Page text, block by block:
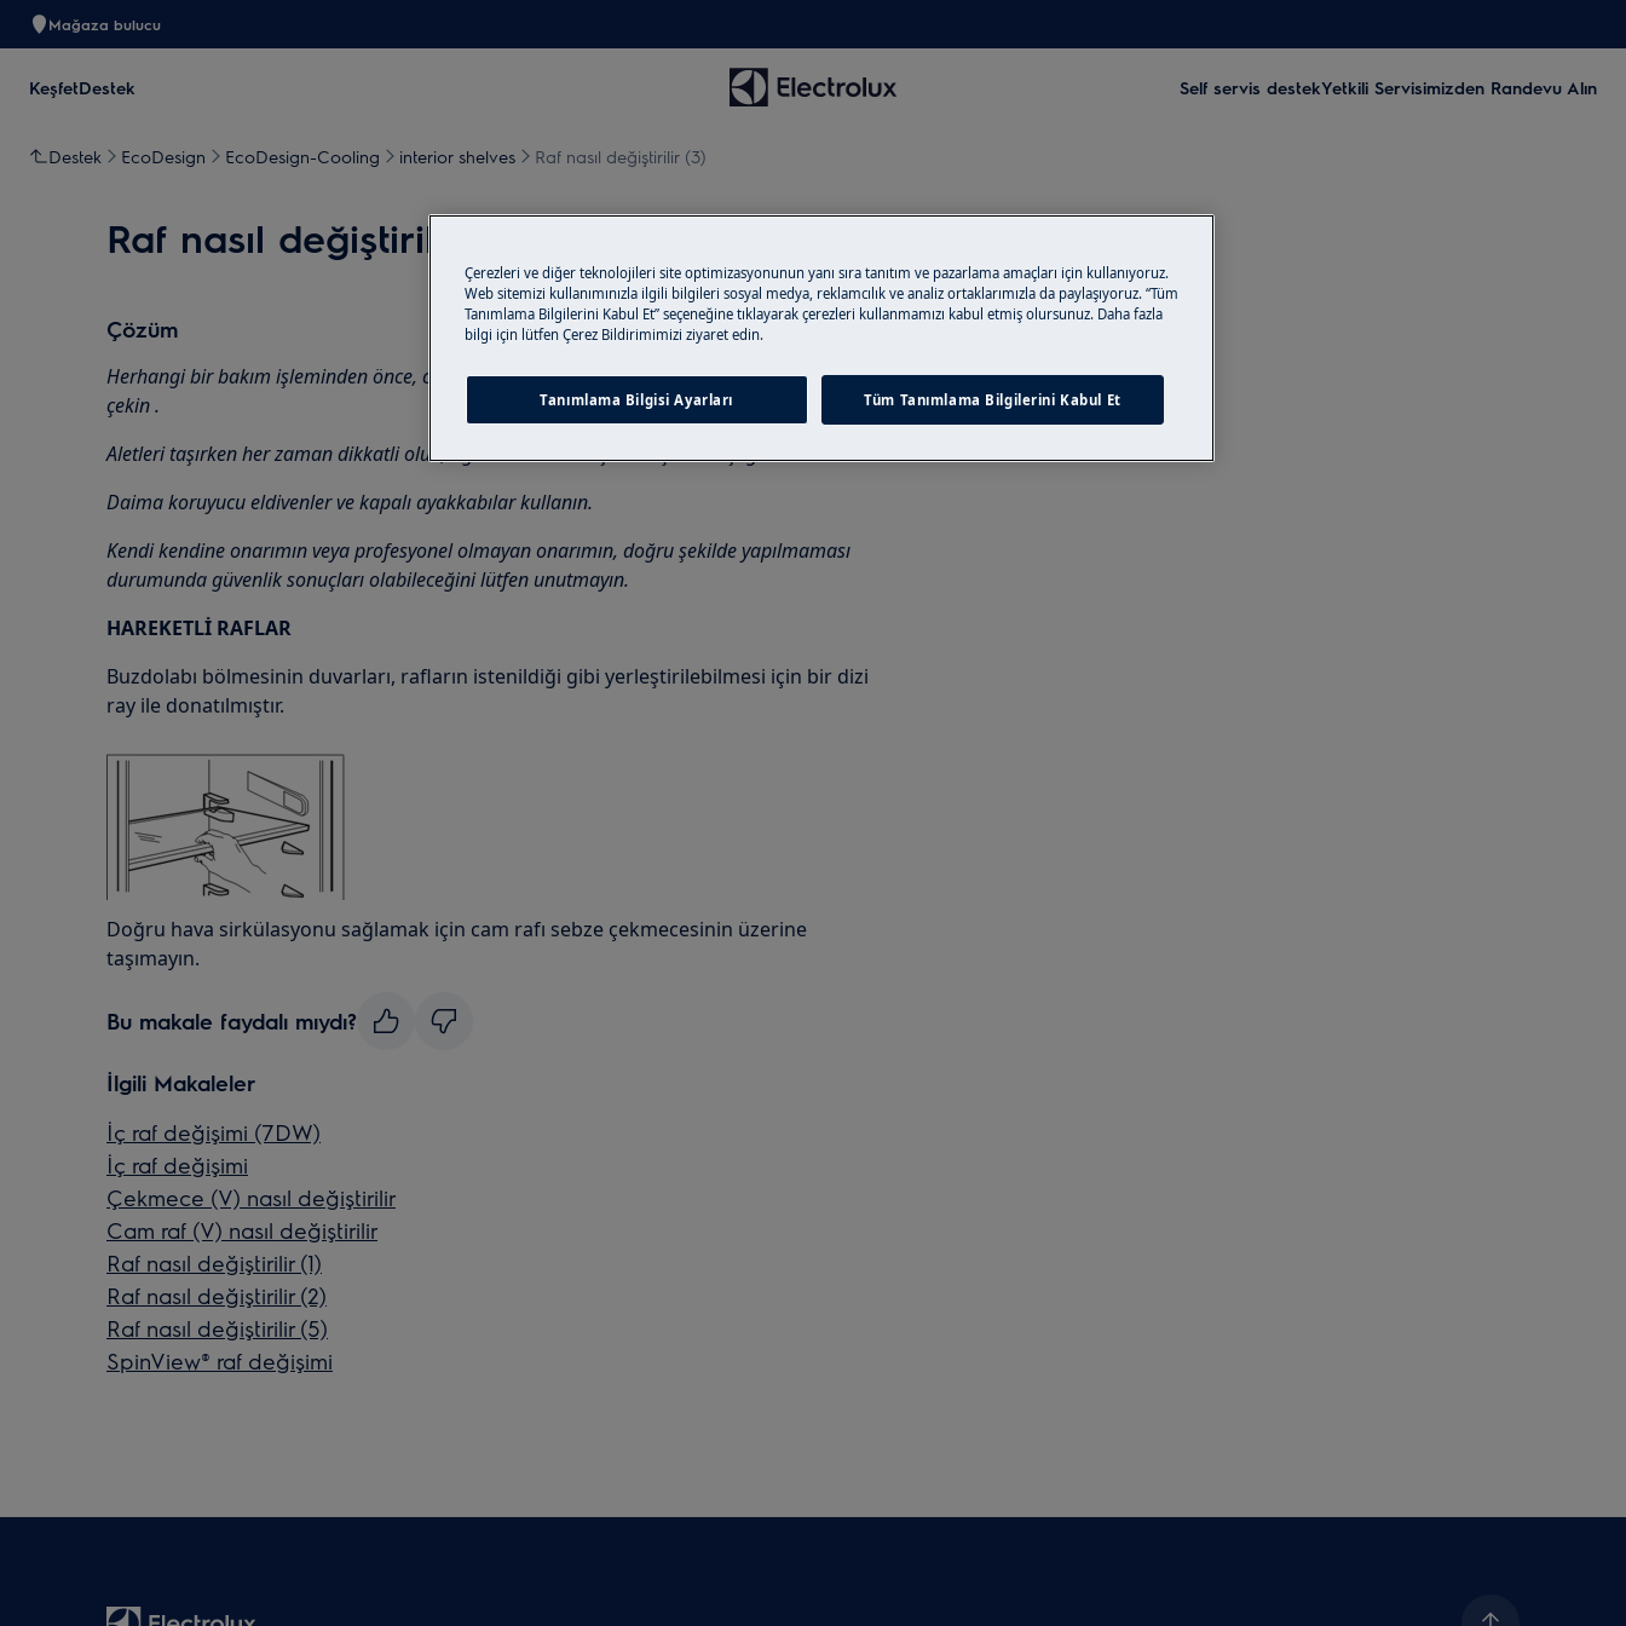
Mağaza bulucu
KeşfetDestek Self servis destekYetkili Servisimizden Randevu Alın
Destek EcoDesign EcoDesign-Cooling interior shelves Raf nasıl değiştirilir (3)
Raf nasıl değiştirilir (3)
Çözüm
Herhangi bir bakım işleminden önce, cihazı devre dışı bırakın ve elektrik fişini prizden
çekin.
Aletleri taşırken her zaman dikkatli olun, ağır cihazlarda taşımak için iki kişi gereklidir.
Daima koruyucu eldivenler ve kapalı ayakkabılar kullanın.
Kendi kendine onarımın veya profesyonel olmayan onarımın, doğru şekilde yapılmaması
durumunda güvenlik sonuçları olabileceğini lütfen unutmayın.
HAREKETLİ RAFLAR
Buzdolabı bölmesinin duvarları, rafların istenildiği gibi yerleştirilebilmesi için bir dizi
ray ile donatılmıştır.
Doğru hava sirkülasyonu sağlamak için cam rafı sebze çekmecesinin üzerine
taşımayın.
Bu makale faydalı mıydı?
İlgili Makaleler
İç raf değişimi (7DW)
İç raf değişimi
Çekmece (V) nasıl değiştirilir
Cam raf (V) nasıl değiştirilir
Raf nasıl değiştirilir (1)
Raf nasıl değiştirilir (2)
Raf nasıl değiştirilir (5)
SpinView® raf değişimi
Çerezleri ve diğer teknolojileri site optimizasyonunun yanı sıra tanıtım ve pazarlama amaçları için kullanıyoruz.
Web sitemizi kullanımınızla ilgili bilgileri sosyal medya, reklamcılık ve analiz ortaklarımızla da paylaşıyoruz. “Tüm
Tanımlama Bilgilerini Kabul Et” seçeneğine tıklayarak çerezleri kullanmamızı kabul etmiş olursunuz. Daha fazla
bilgi için lütfen Çerez Bildirimimizi ziyaret edin.
Tanımlama Bilgisi Ayarları Tüm Tanımlama Bilgilerini Kabul Et